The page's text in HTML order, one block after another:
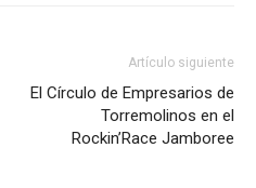
Artículo siguiente
El Círculo de Empresarios de
Torremolinos en el
Rockin’Race Jamboree